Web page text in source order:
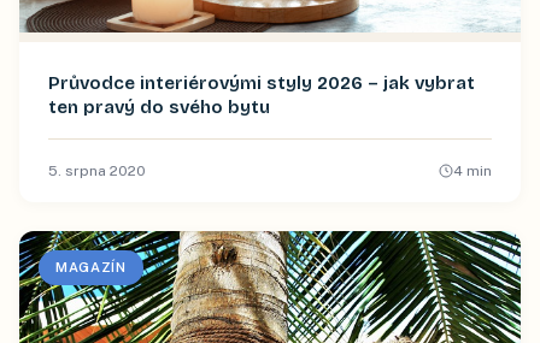
Průvodce interiérovými styly 2026 – jak vybrat
ten pravý do svého bytu
5. srpna 2020 4 min
MAGAZÍN